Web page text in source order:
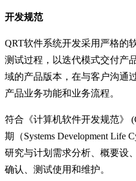
开发规范
QRT软件系统开发采用严格的
测试过程，以迭代模式交付产
域的产品版本，在与客户沟通
产品业务功能和业务流程。
符合《计算机软件开发规范》
期（Systems Development Life
研究与计划需求分析、概要设
确认、测试使用和维护。